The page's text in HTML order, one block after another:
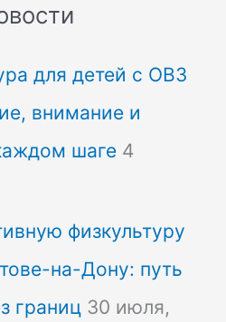
для детей с ОВЗ
внимание и
шаге 4
физкультуру
на-Дону: путь
границ 30 июля,